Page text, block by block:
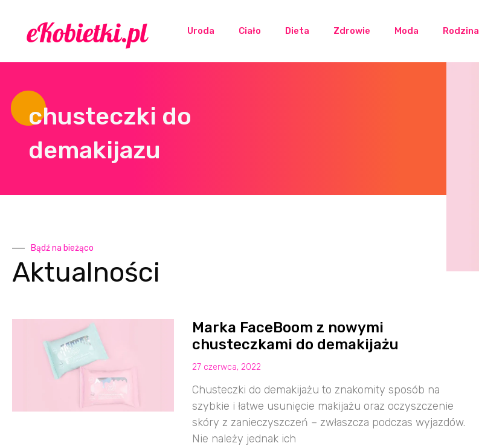
Uroda Ciało Dieta Zdrowie Moda Rodzina
chusteczki do
demakijazu
Bądź na bieżąco
Aktualności
Marka FaceBoom z nowymi
chusteczkami do demakijażu
27 czerwca, 2022
Chusteczki do demakijażu to znakomity sposób na
szybkie i łatwe usunięcie makijażu oraz oczyszczenie
skóry z zanieczyszczeń – zwłaszcza podczas wyjazdów.
Nie należy jednak ich